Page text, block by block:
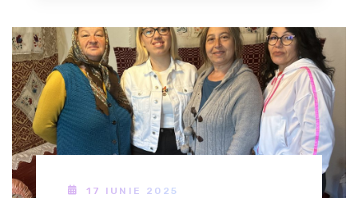
17 IUNIE 2025